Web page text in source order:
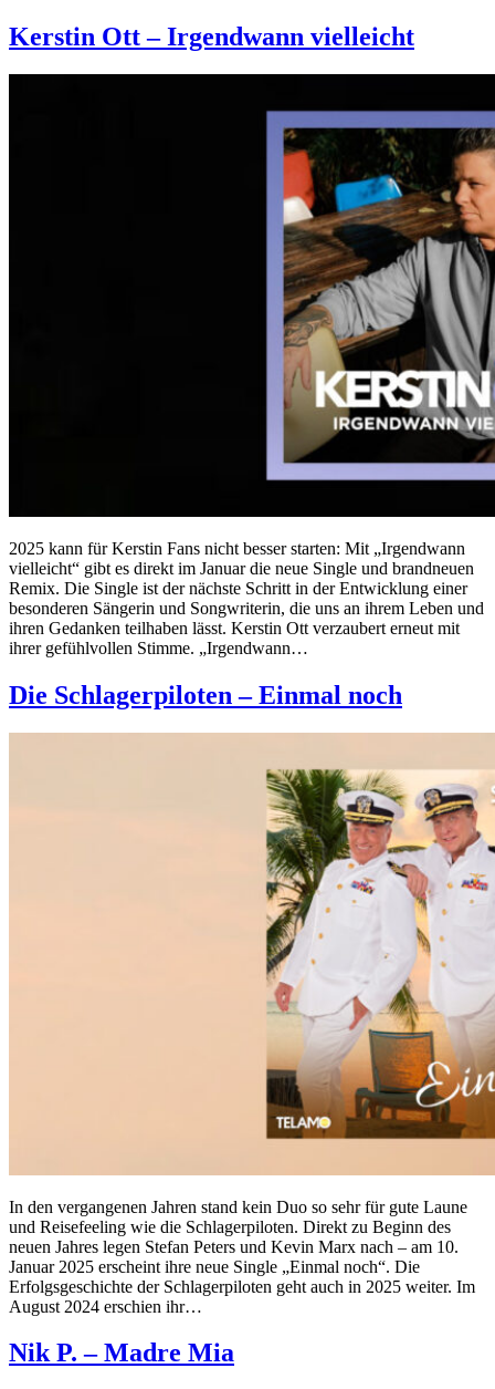
Kerstin Ott – Irgendwann vielleicht
2025 kann für Kerstin Fans nicht besser starten: Mit „Irgendwann
vielleicht“ gibt es direkt im Januar die neue Single und brandneuen
Remix. Die Single ist der nächste Schritt in der Entwicklung einer
besonderen Sängerin und Songwriterin, die uns an ihrem Leben und
ihren Gedanken teilhaben lässt. Kerstin Ott verzaubert erneut mit
ihrer gefühlvollen Stimme. „Irgendwann…
Die Schlagerpiloten – Einmal noch
In den vergangenen Jahren stand kein Duo so sehr für gute Laune
und Reisefeeling wie die Schlagerpiloten. Direkt zu Beginn des
neuen Jahres legen Stefan Peters und Kevin Marx nach – am 10.
Januar 2025 erscheint ihre neue Single „Einmal noch“. Die
Erfolgsgeschichte der Schlagerpiloten geht auch in 2025 weiter. Im
August 2024 erschien ihr…
Nik P. – Madre Mia